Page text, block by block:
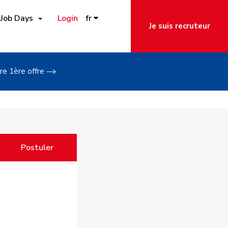
Job Days Login fr
Je suis recruteur
1ère offre
Postuler